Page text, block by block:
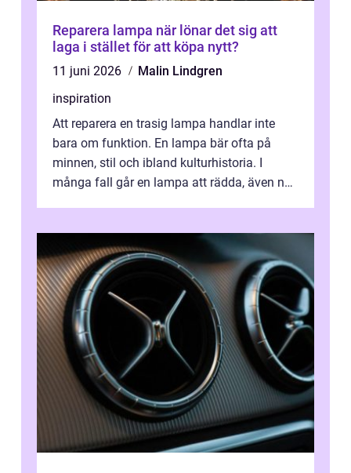
Reparera lampa när lönar det sig att
laga i stället för att köpa nytt?
11 juni 2026
Malin Lindgren
inspiration
Att reparera en trasig lampa handlar inte
bara om funktion. En lampa bär ofta på
minnen, stil och ibland kulturhistoria. I
många fall går en lampa att rädda, även när